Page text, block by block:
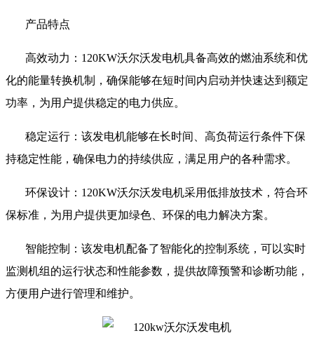
产品特点
高效动力： 120KW沃尔沃发电机具备高效的燃油系统和优
化的能量转换机制，确保能够在短时间内启动并快速达到额定
功率，为用户提供稳定的电力供应。
稳定运行：该发电机能够在长时间、高负荷运行条件下保
持稳定性能，确保电力的持续供应，满足用户的各种需求。
环保设计： 120KW沃尔沃发电机采用低排放技术，符合环
保标准，为用户提供更加绿色、环保的电力解决方案。
智能控制：该发电机配备了智能化的控制系统，可以实时
监测机组的运行状态和性能参数，提供故障预警和诊断功能，
方便用户进行管理和维护。